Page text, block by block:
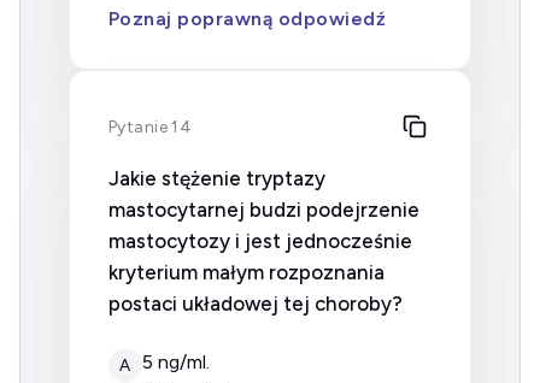
Poznaj poprawną odpowiedź
Pytanie 14
Jakie stężenie tryptazy
mastocytarnej budzi podejrzenie
mastocytozy i jest jednocześnie
kryterium małym rozpoznania
postaci układowej tej choroby?
A 5 ng/ml.